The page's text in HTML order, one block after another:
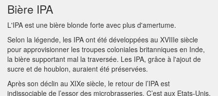
Bière IPA
L'IPA est une bière blonde forte avec plus d'amertume.
Selon la légende, les IPA ont été développées au XVIIIe siècle
pour approvisionner les troupes coloniales britanniques en Inde,
la bière supportant mal la traversée. Les IPA, grâce à l'ajout de
sucre et de houblon, auraient été préservées.
Après son déclin au XIXe siècle, le retour de l’IPA est
indissociable de l’essor des microbrasseries. C’est aux Etats-Unis,